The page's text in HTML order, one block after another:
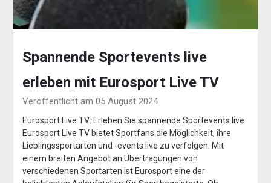
Spannende Sportevents live
erleben mit Eurosport Live TV
Veröffentlicht am 05 August 2024
Eurosport Live TV: Erleben Sie spannende Sportevents live
Eurosport Live TV bietet Sportfans die Möglichkeit, ihre
Lieblingssportarten und -events live zu verfolgen. Mit
einem breiten Angebot an Übertragungen von
verschiedenen Sportarten ist Eurosport eine der